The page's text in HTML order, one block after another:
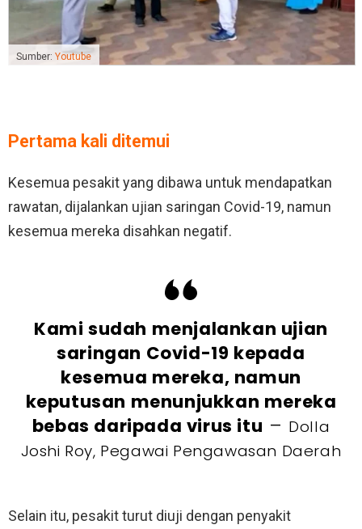
Sumber: Youtube
Pertama kali ditemui
Kesemua pesakit yang dibawa untuk mendapatkan
rawatan, dijalankan ujian saringan Covid-19, namun
kesemua mereka disahkan negatif.
Kami sudah menjalankan ujian
saringan Covid-19 kepada
kesemua mereka, namun
keputusan menunjukkan mereka
bebas daripada virus itu – Dolla
Joshi Roy, Pegawai Pengawasan Daerah
Selain itu, pesakit turut diuji dengan penyakit